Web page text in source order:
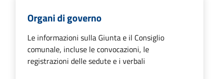
Organi di governo
Le informazioni sulla Giunta e il Consiglio
comunale, incluse le convocazioni, le
registrazioni delle sedute e i verbali